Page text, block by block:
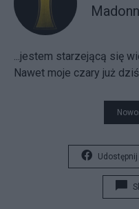
...jestem starzejącą się
Nawet moje czary już
Udostępnij